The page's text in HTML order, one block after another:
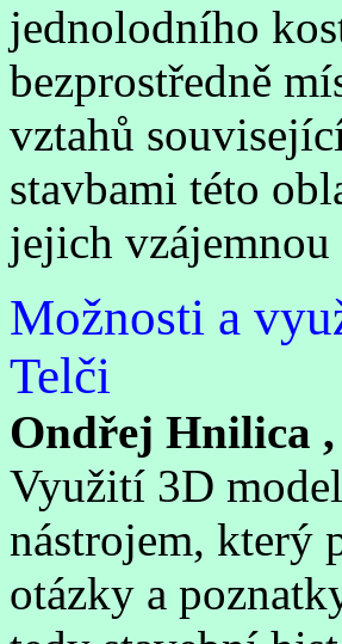
jednolodního
bezprostředně
vztahů
stavbami této
jejich
Možnosti a
Telči
Ondřej Hnilica
Využití 3D
nástrojem, který
otázky a